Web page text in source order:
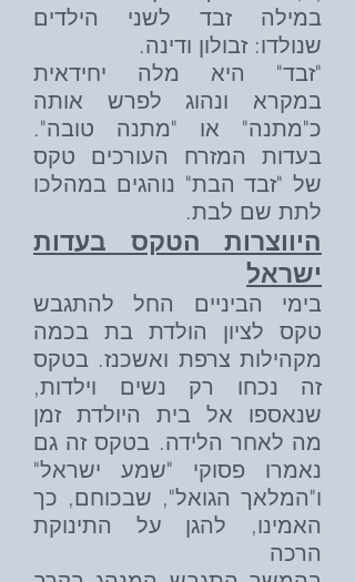
במילה זבד לשני הילדים
שנולדו: זבולון ודינה.‏‏
"זבד" היא מלה יחידאית
במקרא ונהוג לפרש אותה
כ"מתנה" או "מתנה טובה".
בעדות המזרח העורכים טקס
של "זבד הבת" נוהגים במהלכו
לתת שם לבת.
היווצרות הטקס בעדות
ישראל
בימי הביניים החל להתגבש
טקס לציון הולדת בת בכמה
מקהילות צרפת ואשכנז. בטקס
זה נכחו רק נשים וילדות,
שנאספו אל בית היולדת זמן
מה לאחר הלידה. בטקס זה גם
נאמרו פסוקי "שמע ישראל"
ו"המלאך הגואל", שבכוחם, כך
האמינו, להגן על התינוקת
הרכה